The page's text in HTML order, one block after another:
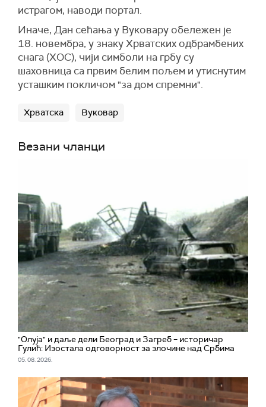
истрагом, наводи портал.
Иначе, Дан сећања у Вуковару обележен је
18. новембра, у знаку Хрватских одбрамбених
снага (ХОС), чији симболи на грбу су
шаховница са првим белим пољем и утиснутим
усташким покличом "за дом спремни".
Хрватска Вуковар
Везани чланци
"Олуја" и даље дели Београд и Загреб – историчар
Гулић: Изостала одговорност за злочине над Србима
05. 08. 2026.